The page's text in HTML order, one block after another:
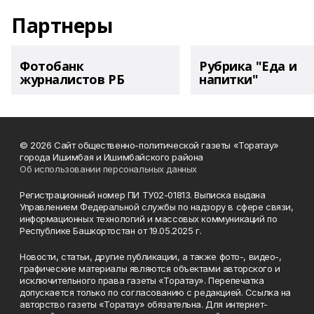
Партнеры
Фотобанк
журналистов РБ
Рубрика "Еда и
напитки"
© 2026 Сайт общественно-политической газеты «Торатау»
города Ишимбая и Ишимбайского района
Об использовании персональных данных
Регистрационный номер ПИ ТУ02-01813. Выписка выдана
Управлением Федеральной службы по надзору в сфере связи,
информационных технологий и массовых коммуникаций по
Республике Башкортостан от 19.05.2025 г.
Новости, статьи, другие публикации, а также фото-, видео-,
графические материалы являются объектами авторского и
исключительного права газеты «Торатау». Перепечатка
допускается только по согласованию с редакцией. Ссылка на
авторство газеты «Торатау» обязательна. Для интернет-